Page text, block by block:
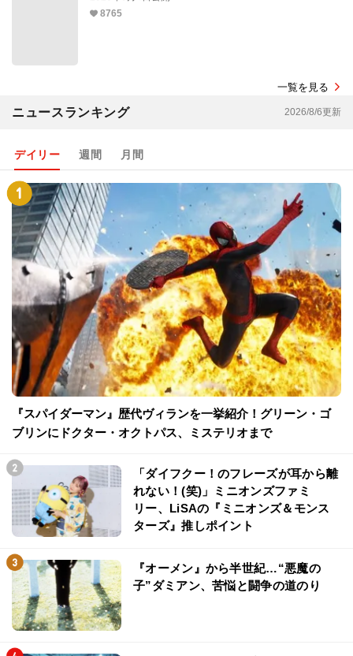
8765
一覧を見る
ニュースランキング 2026/8/6更新
デイリー 週間 月間
『スパイダーマン』歴代ヴィランを一挙紹介！グリーン・ゴ
ブリンにドクター・オクトパス、ミステリオまで
「ダイフクー！のフレーズが耳から離
れない！(笑)」ミニオンズファミ
リー、LiSAの『ミニオンズ＆モンス
ターズ』推しポイント
『オーメン』から半世紀…“悪魔の
子”ダミアン、苦悩と闘争の道のり